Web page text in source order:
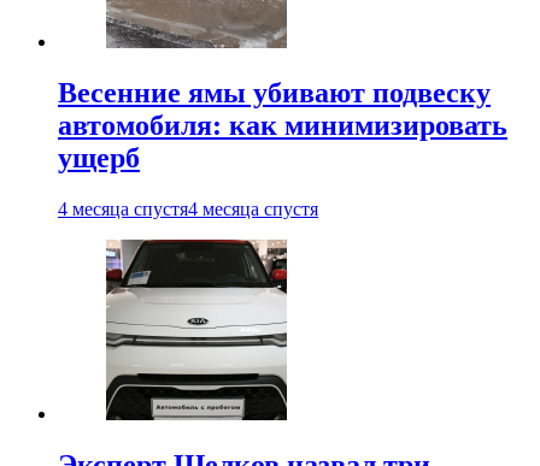
Весенние ямы убивают подвеску
автомобиля: как минимизировать
ущерб
4 месяца спустя4 месяца спустя